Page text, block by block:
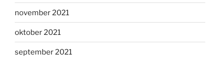
november 2021
oktober 2021
september 2021